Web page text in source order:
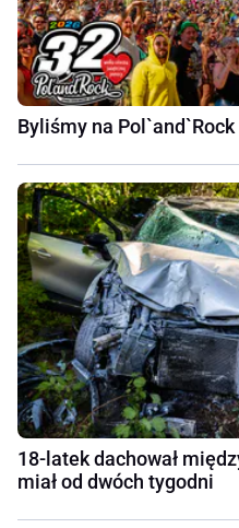
Byliśmy na
18-latek dachował
miał od dwóch tygodni